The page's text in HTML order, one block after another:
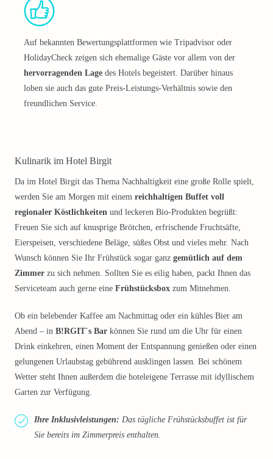
Auf bekannten Bewertungsplattformen wie Tripadvisor oder
HolidayCheck zeigen sich ehemalige Gäste vor allem von der
hervorragenden Lage des Hotels begeistert. Darüber hinaus
loben sie auch das gute Preis-Leistungs-Verhältnis sowie den
freundlichen Service.
Kulinarik im Hotel Birgit
Da im Hotel Birgit das Thema Nachhaltigkeit eine große Rolle spielt,
werden Sie am Morgen mit einem reichhaltigen Buffet voll
regionaler Köstlichkeiten und leckeren Bio-Produkten begrüßt:
Freuen Sie sich auf knusprige Brötchen, erfrischende Fruchtsäfte,
Eierspeisen, verschiedene Beläge, süßes Obst und vieles mehr. Nach
Wunsch können Sie Ihr Frühstück sogar ganz gemütlich auf dem
Zimmer zu sich nehmen. Sollten Sie es eilig haben, packt Ihnen das
Serviceteam auch gerne eine Frühstücksbox zum Mitnehmen.
Ob ein belebender Kaffee am Nachmittag oder ein kühles Bier am
Abend – in B!RGIT`s Bar können Sie rund um die Uhr für einen
Drink einkehren, einen Moment der Entspannung genießen oder einen
gelungenen Urlaubstag gebührend ausklingen lassen. Bei schönem
Wetter steht Ihnen außerdem die hoteleigene Terrasse mit idyllischem
Garten zur Verfügung.
Ihre Inklusivleistungen: Das tägliche Frühstücksbuffet ist für
Sie bereits im Zimmerpreis enthalten.